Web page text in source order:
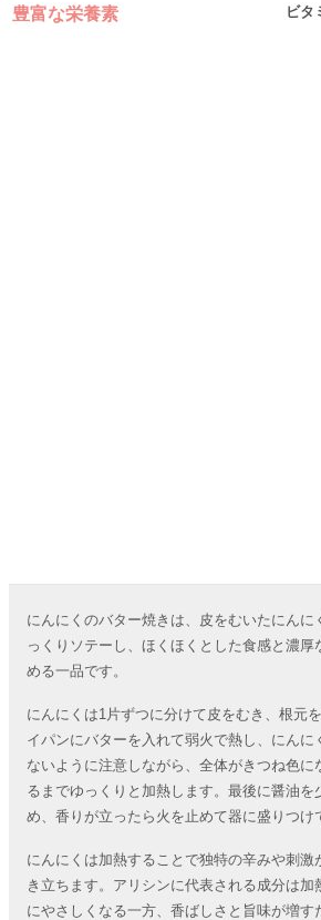
豊富な栄養素
ビタ
にんにくのバター焼きは、皮をむいたにんに
っくりソテーし、ほくほくとした食感と濃厚
める一品です。
にんにくは1片ずつに分けて皮をむき、根元
イパンにバターを入れて弱火で熱し、にんに
ないように注意しながら、全体がきつね色に
るまでゆっくりと加熱します。最後に醤油を
め、香りが立ったら火を止めて器に盛りつけ
にんにくは加熱することで独特の辛みや刺激
き立ちます。アリシンに代表される成分は加
にやさしくなる一方、香ばしさと旨味が増す